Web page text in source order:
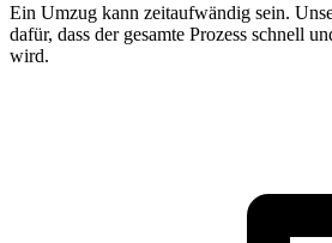
Ein Umzug kann zeitaufwändig sein.
dafür, dass der gesamte Prozess schnell
wird.